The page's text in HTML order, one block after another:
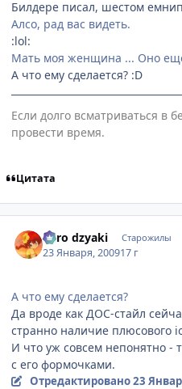
Билдере писал, шестом
Алсо, рад вас видеть.
:lol:
Мать моя женщина ... Оно
А что ему сделается? :D
Если долго всматриваться в
провести время.
Цитата
niiro dzyaki Старожилы
23 Января, 200917 г
А что ему сделается?
Да вроде как ДОС-стайл
странно наличие плюсового
И что уж совсем непонятно -
с его формочками.
Отредактировано23